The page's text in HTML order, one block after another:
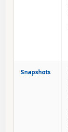
Snapshots